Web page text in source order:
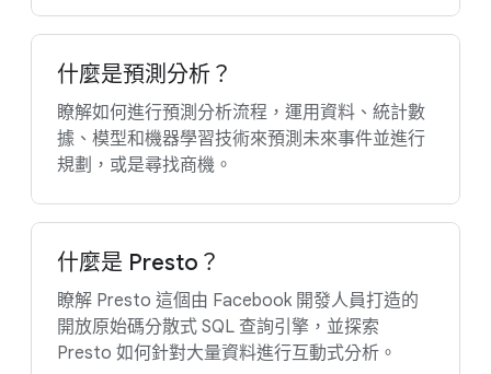
什麼是預測分析？
瞭解如何進行預測分析流程，運用資料、統計數
據、模型和機器學習技術來預測未來事件並進行
規劃，或是尋找商機。
什麼是 Presto？
瞭解 Presto 這個由 Facebook 開發人員打造的
開放原始碼分散式 SQL 查詢引擎，並探索
Presto 如何針對大量資料進行互動式分析。